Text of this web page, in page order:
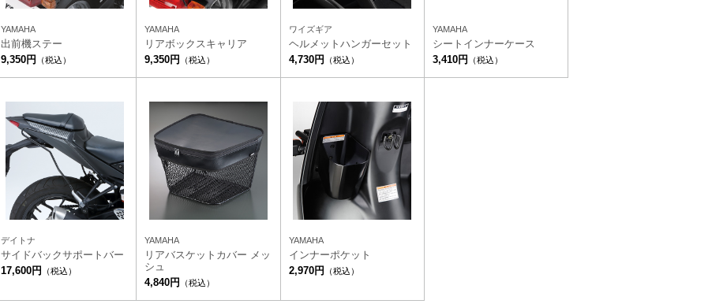
YAMAHA
出前機ステー
9,350円
（税込）
YAMAHA
リアボックスキャリア
9,350円
（税込）
ワイズギア
ヘルメットハンガーセット
4,730円
（税込）
YAMAHA
シートインナーケース
3,410円
（税込）
デイトナ
サイドバックサポートバー
17,600円
（税込）
YAMAHA
リアバスケットカバー メッ
シュ
4,840円
（税込）
YAMAHA
インナーポケット
2,970円
（税込）